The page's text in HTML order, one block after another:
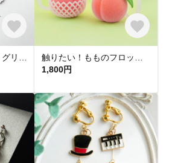
1,800円